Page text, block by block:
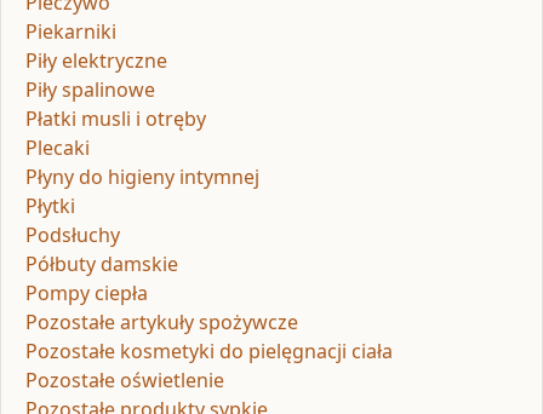
Piekarniki
Piły elektryczne
Piły spalinowe
Płatki musli i otręby
Plecaki
Płyny do higieny intymnej
Płytki
Podsłuchy
Półbuty damskie
Pompy ciepła
Pozostałe artykuły spożywcze
Pozostałe kosmetyki do pielęgnacji ciała
Pozostałe oświetlenie